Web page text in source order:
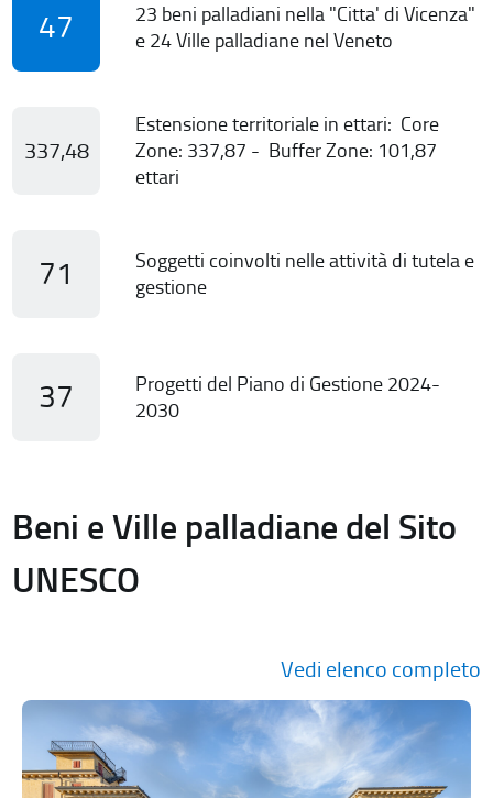
47
23 beni palladiani nella "Citta' di Vicenza"
e 24 Ville palladiane nel Veneto
337,48
Estensione territoriale in ettari: Core
Zone: 337,87 - Buffer Zone: 101,87
ettari
71
Soggetti coinvolti nelle attività di tutela e
gestione
37
Progetti del Piano di Gestione 2024-
2030
Beni e Ville palladiane del Sito
UNESCO
Vedi elenco completo